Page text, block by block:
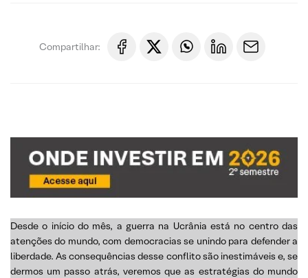
Compartilhar:
Desde o início do mês, a guerra na Ucrânia está no centro das
atenções do mundo, com democracias se unindo para defender a
liberdade. As consequências desse conflito são inestimáveis e, se
dermos um passo atrás, veremos que as estratégias do mundo